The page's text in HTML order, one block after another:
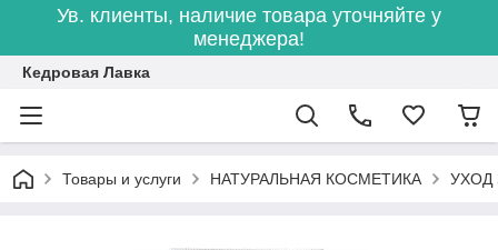
Ув. клиенты, наличие товара уточняйте у
менеджера!
Кедровая Лавка
Товары и услуги НАТУРАЛЬНАЯ КОСМЕТИКА УХОД